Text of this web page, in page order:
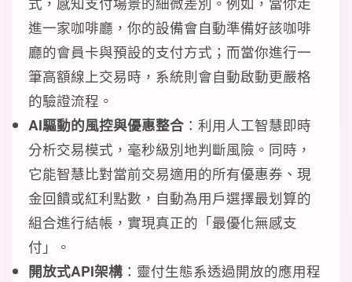
進一家咖啡廳，你的設備會自動準備好該咖啡
廳的會員卡與預設的支付方式；而當你進行一
筆高額線上交易時，系統則會自動啟動更嚴格
的驗證流程。
AI驅動的風控與優惠整合 ：利用人工智慧即時
分析交易模式，毫秒級別地判斷風險。同時，
它能智慧比對當前交易適用的所有優惠券、現
金回饋或紅利點數，自動為用戶選擇最划算的
組合進行結帳，實現真正的「最優化無感支
付」。
開放式API架構 ：靈付生態系透過開放的應用程